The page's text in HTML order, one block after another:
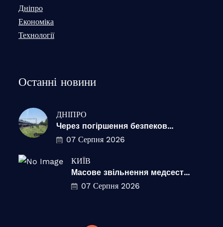
Дніпро
Економіка
Технології
Останні новини
ДНІПРО
Через погіршення безпеков...
07 Серпня 2026
КИЇВ
Масове звільнення медсест...
07 Серпня 2026